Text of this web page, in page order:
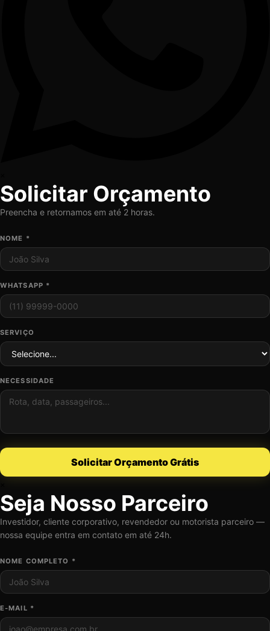
Solicitar Orçamento
Preencha e retornamos em até 2 horas.
NOME *
WHATSAPP *
SERVIÇO
NECESSIDADE
Solicitar Orçamento Grátis
Seja Nosso Parceiro
Investidor, cliente corporativo, revendedor ou motorista parceiro —
nossa equipe entra em contato em até 24h.
NOME COMPLETO *
E-MAIL *